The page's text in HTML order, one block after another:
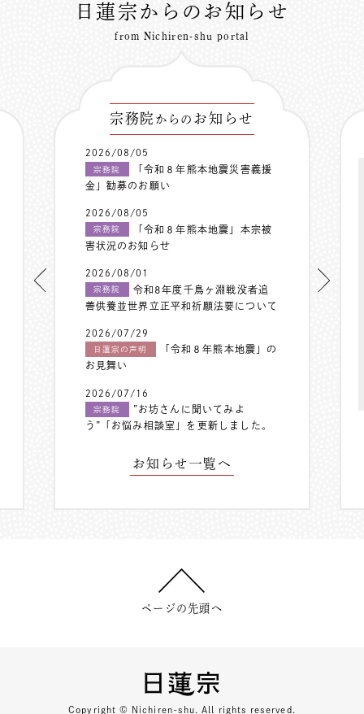
日蓮宗からのお知らせ
from Nichiren-shu portal
宗務院 からの お知らせ
2026/08/05
宗務院
「令和８年熊本地震災害義援
金」勧募のお願い
2026/08/05
宗務院
「令和８年熊本地震」本宗被
害状況のお知らせ
2026/08/01
宗務院
令和8年度千鳥ヶ淵戦没者追
善供養並世界立正平和祈願法要について
2026/07/29
日蓮宗の声明
「令和８年熊本地震」の
お見舞い
2026/07/16
宗務院
”お坊さんに聞いてみよ
う”「お悩み相談室」を更新しました。
お知らせ一覧へ
ページの先頭へ
Copyright © Nichiren-shu. All rights reserved.